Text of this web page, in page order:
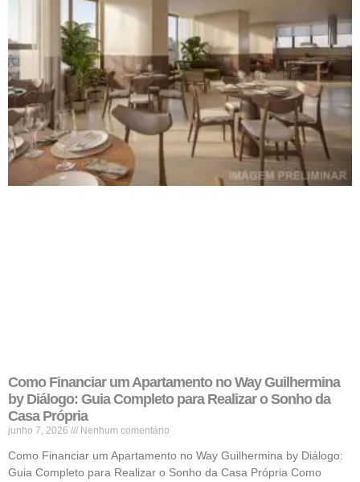
Como Financiar um Apartamento no Way Guilhermina
by Diálogo: Guia Completo para Realizar o Sonho da
Casa Própria
junho 7, 2026 Nenhum comentário
Como Financiar um Apartamento no Way Guilhermina by Diálogo:
Guia Completo para Realizar o Sonho da Casa Própria Como